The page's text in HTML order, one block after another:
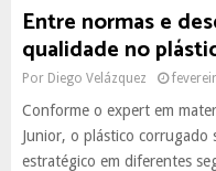
Entre normas e
qualidade no
Por Diego Velázquez
Conforme o expert em
Junior, o plástico corrugado
estratégico em diferentes